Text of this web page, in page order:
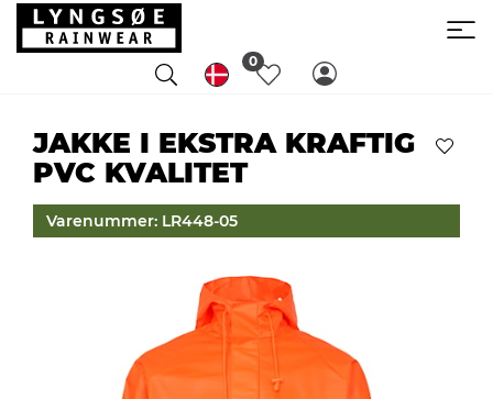
0
JAKKE I EKSTRA KRAFTIG
PVC KVALITET
Varenummer: LR448-05